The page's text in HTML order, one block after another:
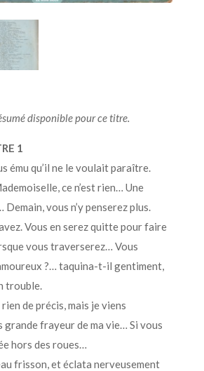
disponible pour ce titre.
1
ému qu’il ne le voulait paraître.
ce n’est rien… Une
vous n’y penserez plus.
Vous en serez quitte pour faire
vous traverserez… Vous
?… taquina-t-il gentiment,
trouble.
de précis, mais je viens
grande frayeur de ma vie… Si vous
hors des roues…
frisson, et éclata nerveusement